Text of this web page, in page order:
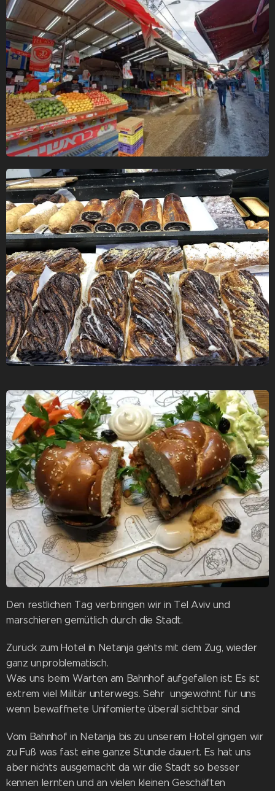
Den restlichen Tag verbringen wir in Tel Aviv und
marschieren gemütlich durch die Stadt.
Zurück zum Hotel in Netanja gehts mit dem Zug, wieder
ganz unproblematisch.
Was uns beim Warten am Bahnhof aufgefallen ist: Es ist
extrem viel Militär unterwegs. Sehr ungewohnt für uns
wenn bewaffnete Unifomierte überall sichtbar sind.
Vom Bahnhof in Netanja bis zu unserem Hotel gingen wir
zu Fuß was fast eine ganze Stunde dauert. Es hat uns
aber nichts ausgemacht da wir die Stadt so besser
kennen lernten und an vielen kleinen Geschäften